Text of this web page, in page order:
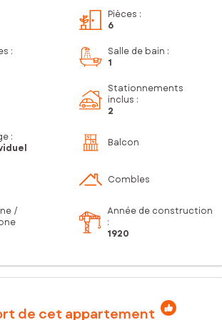
Pièces :
6
:
Salle de bain :
1
Stationnements
inclus :
2
:
Balcon
Combles
/
Année de construction
:
1920
de cet appartement